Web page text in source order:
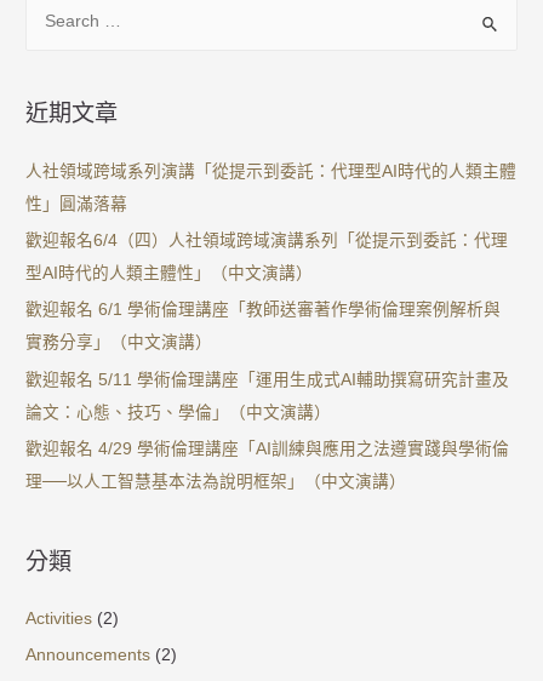
近期文章
人社領域跨域系列演講「從提示到委託：代理型AI時代的人類主體
性」圓滿落幕
歡迎報名6/4（四）人社領域跨域演講系列「從提示到委託：代理
型AI時代的人類主體性」（中文演講）
歡迎報名 6/1 學術倫理講座「教師送審著作學術倫理案例解析與
實務分享」（中文演講）
歡迎報名 5/11 學術倫理講座「運用生成式AI輔助撰寫研究計畫及
論文：心態、技巧、學倫」（中文演講）
歡迎報名 4/29 學術倫理講座「AI訓練與應用之法遵實踐與學術倫
理──以人工智慧基本法為說明框架」（中文演講）
分類
Activities (2)
Announcements (2)